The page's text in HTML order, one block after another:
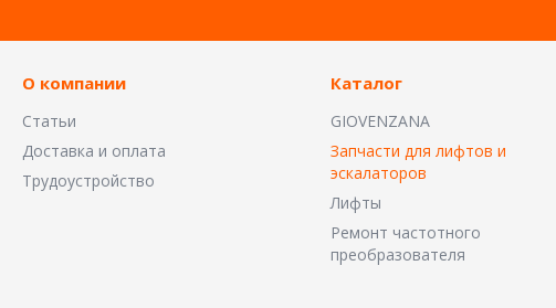
О компании
Статьи
Доставка и оплата
Трудоустройство
Каталог
GIOVENZANA
Запчасти для лифтов и
эскалаторов
Лифты
Ремонт частотного
преобразователя